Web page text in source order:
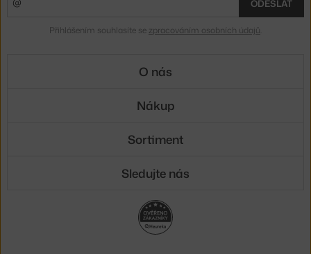
ODESLAT
Přihlášením souhlasíte se zpracováním osobních údajů
O nás
Nákup
Sortiment
Sledujte nás